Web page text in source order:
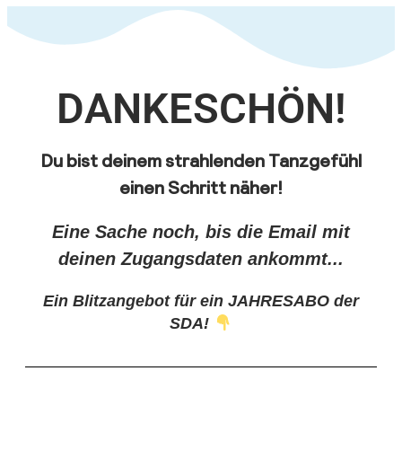
DANKESCHÖN!
Du bist deinem strahlenden Tanzgefühl
einen Schritt näher!
Eine Sache noch, bis die Email mit
deinen Zugangsdaten ankommt...
Ein Blitzangebot für ein JAHRESABO der
SDA!